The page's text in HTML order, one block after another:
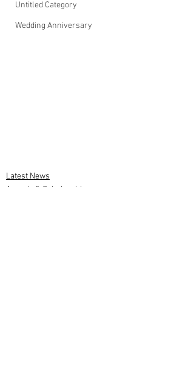
Untitled Category
Wedding Anniversary
Latest News
Awards & Scholarships